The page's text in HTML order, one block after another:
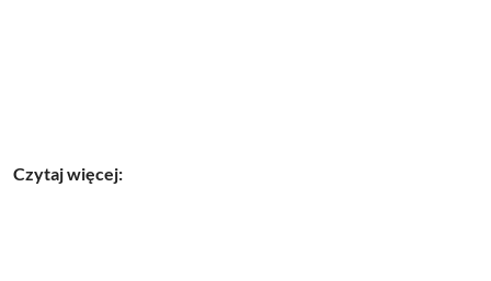
Czytaj więcej: